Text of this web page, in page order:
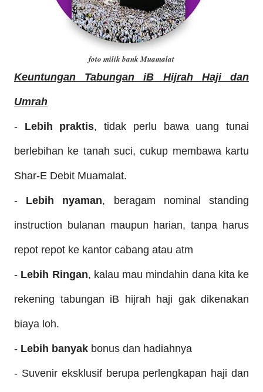
foto milik bank Muamalat
Keuntungan Tabungan iB Hijrah Haji dan
Umrah
- Lebih praktis, tidak perlu bawa uang tunai
berlebihan ke tanah suci, cukup membawa kartu
Shar-E Debit Muamalat.
- Lebih nyaman, beragam nominal standing
instruction bulanan maupun harian, tanpa harus
repot repot ke kantor cabang atau atm
- Lebih Ringan, kalau mau mindahin dana kita ke
rekening tabungan iB hijrah haji gak dikenakan
biaya loh.
- Lebih banyak bonus dan hadiahnya
- Suvenir eksklusif berupa perlengkapan haji dan